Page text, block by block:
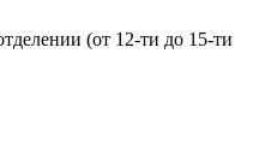
(от 12-ти до 15-ти